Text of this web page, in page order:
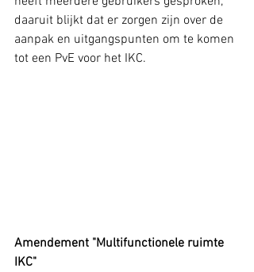
daaruit blijkt dat er zorgen zijn over de
aanpak en uitgangspunten om te komen
tot een PvE voor het IKC.
Amendement "Multifunctionele ruimte
IKC"